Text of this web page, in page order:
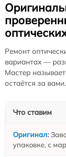
Ремонт
вариантах —
Мастер
остаётся за вами.
Что ставим
упаковке, с